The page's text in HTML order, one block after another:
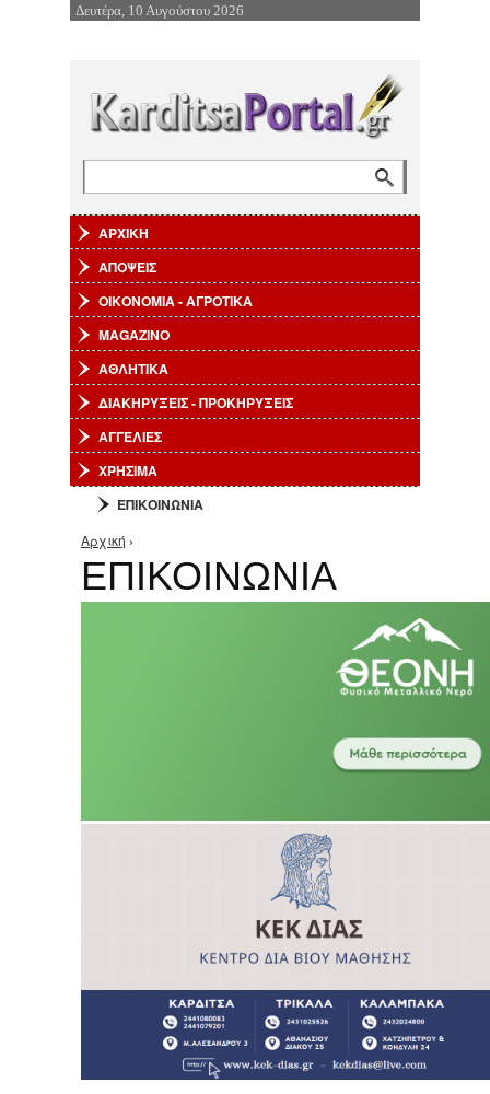
Επιστροφή στην Πλοήγηση
Δευτέρα, 10 Αυγούστου 2026
ΑΡΧΙΚΗ
ΑΠΟΨΕΙΣ
ΟΙΚΟΝΟΜΙΑ - ΑΓΡΟΤΙΚΑ
MAGAZINO
ΑΘΛΗΤΙΚΑ
ΔΙΑΚΗΡΥΞΕΙΣ - ΠΡΟΚΗΡΥΞΕΙΣ
ΑΓΓΕΛΙΕΣ
ΧΡΗΣΙΜΑ
ΕΠΙΚΟΙΝΩΝΙΑ
Είστε εδώ
Αρχική ›
ΕΠΙΚΟΙΝΩΝΙΑ